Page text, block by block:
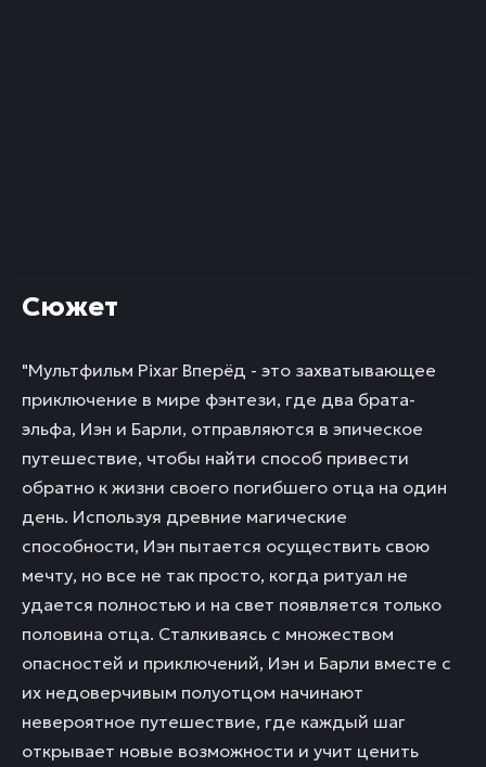
Сюжет
"Mультфильм Pixar Вперёд - это захватывающее
приключение в мире фэнтези, где два брата-
эльфа, Иэн и Барли, отправляются в эпическое
путешествие, чтобы найти способ привести
обратно к жизни своего погибшего отца на один
день. Используя древние магические
способности, Иэн пытается осуществить свою
мечту, но все не так просто, когда ритуал не
удается полностью и на свет появляется только
половина отца. Сталкиваясь с множеством
опасностей и приключений, Иэн и Барли вместе с
их недоверчивым полуотцом начинают
невероятное путешествие, где каждый шаг
открывает новые возможности и учит ценить